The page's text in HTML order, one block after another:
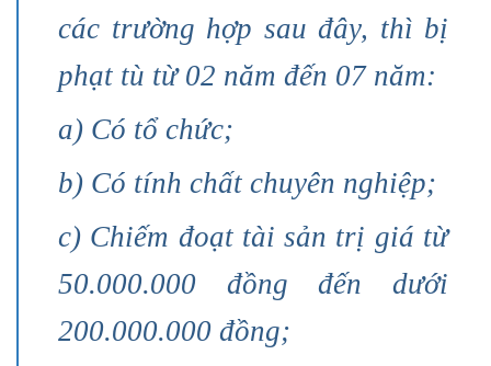
các trường hợp sau đây, thì bị
phạt tù từ 02 năm đến 07 năm:
a) Có tổ chức;
b) Có tính chất chuyên nghiệp;
c) Chiếm đoạt tài sản trị giá từ
50.000.000 đồng đến dưới
200.000.000 đồng;